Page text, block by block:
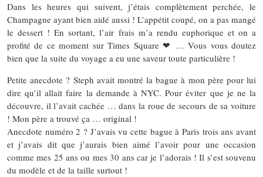
Dans les heures qui suivent, j’étais complètement perchée, le
Champagne ayant bien aidé aussi ! L’appétit coupé, on a pas mangé
le dessert ! En sortant, l’air frais m’a rendu euphorique et on a
profité de ce moment sur Times Square ❤ … Vous vous doutez
bien que la suite du voyage a eu une saveur toute particulière !
Petite anecdote ? Steph avait montré la bague à mon père pour lui
dire qu’il allait faire la demande à NYC. Pour éviter que je ne la
découvre, il l’avait cachée … dans la roue de secours de sa voiture
! Mon père a trouvé ça … original !
Anecdote numéro 2 ? J’avais vu cette bague à Paris trois ans avant
et j’avais dit que j’aurais bien aimé l’avoir pour une occasion
comme mes 25 ans ou mes 30 ans car je l’adorais ! Il s’est souvenu
du modèle et de la taille surtout !